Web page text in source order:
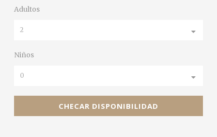
Adultos
Niños